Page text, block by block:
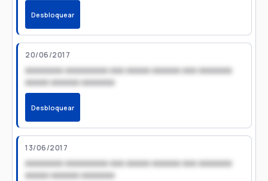
Desbloquear
20/06/2017
xxxxxxxx xxxxxxxxx xxx xxxxx xxxxxx xxx xxxxxxx
xxxxx xxxxxx xxxxxxx
Desbloquear
13/06/2017
xxxxxxxx xxxxxxxxx xxx xxxxx xxxxxx xxx xxxxxxx
xxxxx xxxxxx xxxxxxx